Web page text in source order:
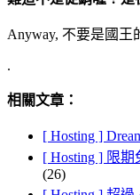
Anyway, 不要是國王
.
相關文章：
[ Hosting ]
[ Hosting ] 限期
(26)